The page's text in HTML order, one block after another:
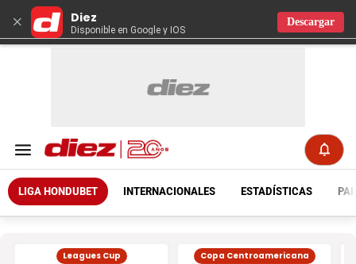
× Diez
Disponible en Google y IOS
Descargar
LIGA HONDUBET INTERNACIONALES ESTADÍSTICAS
Leagues Cup Copa Centroamericana